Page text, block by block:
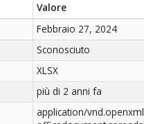
Valore
Febbraio 27, 2024
Sconosciuto
XLSX
più di 2 anni fa
application/